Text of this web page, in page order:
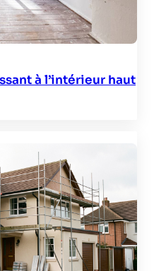
à l’intérieur haut